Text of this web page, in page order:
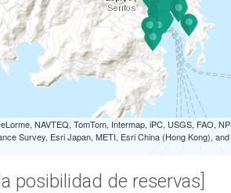
NAVTEQ, TomTom, Intermap, iPC, USGS, FAO,
Survey, Esri Japan, METI, Esri China (Hong Kong),
posibilidad de reservas]